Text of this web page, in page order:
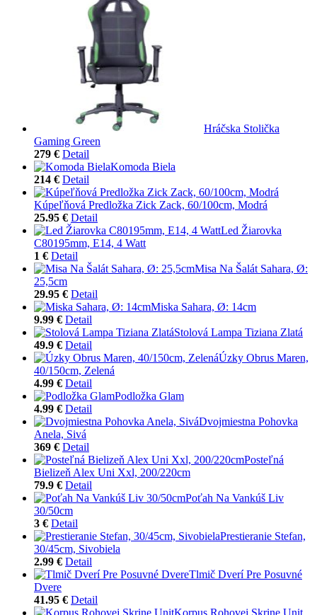
Hráčska Stolička
Gaming Green
279 € Detail
Komoda Biela
214 € Detail
Kúpeľňová Predložka Zick Zack, 60/100cm, Modrá
25.95 € Detail
Led Žiarovka
C80195mm, E14, 4 Watt
1 € Detail
Misa Na Šalát Sahara, Ø:
25,5cm
29.95 € Detail
Miska Sahara, Ø: 14cm
9.99 € Detail
Stolová Lampa Tiziana Zlatá
49.9 € Detail
Úzky Obrus Maren,
40/150cm, Zelená
4.99 € Detail
Podložka Glam
4.99 € Detail
Dvojmiestna Pohovka
Anela, Sivá
369 € Detail
Posteľná
Bielizeň Alex Uni Xxl, 200/220cm
79.9 € Detail
Poťah Na Vankúš Liv
30/50cm
3 € Detail
Prestieranie Stefan,
30/45cm, Sivobiela
2.99 € Detail
Tlmič Dverí Pre Posuvné
Dvere
41.95 € Detail
Korpus Rohovej Skrine Unit